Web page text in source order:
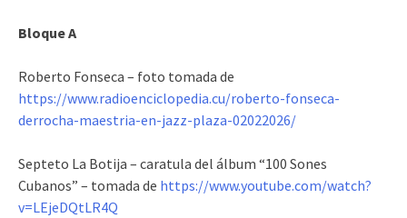
Bloque A
Roberto Fonseca – foto tomada de
https://www.radioenciclopedia.cu/roberto-fonseca-
derrocha-maestria-en-jazz-plaza-02022026/
Septeto La Botija – caratula del álbum “100 Sones
Cubanos” – tomada de https://www.youtube.com/watch?
v=LEjeDQtLR4Q